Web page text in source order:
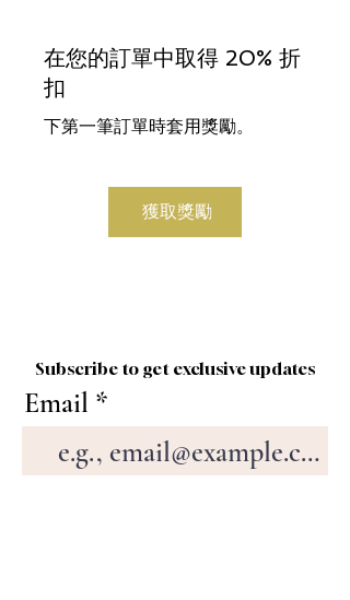
在您的訂單中取得 20% 折
扣
下第一筆訂單時套用獎勵。
獲取獎勵
Subscribe to get exclusive updates
Email